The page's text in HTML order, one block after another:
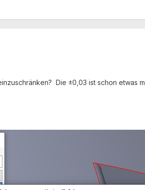
Die ±0,03 ist schon etwas